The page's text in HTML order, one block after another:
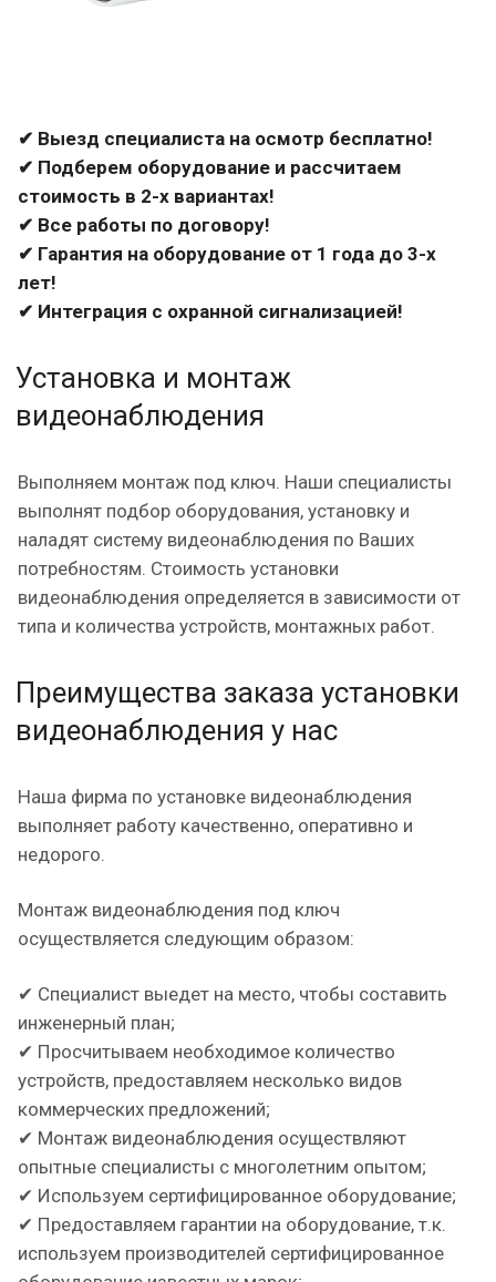
✔ Выезд специалиста на осмотр бесплатно!
✔ Подберем оборудование и рассчитаем
стоимость в 2-х вариантах!
✔ Все работы по договору!
✔ Гарантия на оборудование от 1 года до 3-х
лет!
✔ Интеграция с охранной сигнализацией!
Установка и монтаж
видеонаблюдения
Выполняем монтаж под ключ. Наши специалисты
выполнят подбор оборудования, установку и
наладят систему видеонаблюдения по Ваших
потребностям. Стоимость установки
видеонаблюдения определяется в зависимости от
типа и количества устройств, монтажных работ.
Преимущества заказа установки
видеонаблюдения у нас
Наша фирма по установке видеонаблюдения
выполняет работу качественно, оперативно и
недорого.
Монтаж видеонаблюдения под ключ
осуществляется следующим образом:
✔ Специалист выедет на место, чтобы составить
инженерный план;
✔ Просчитываем необходимое количество
устройств, предоставляем несколько видов
коммерческих предложений;
✔ Монтаж видеонаблюдения осуществляют
опытные специалисты с многолетним опытом;
✔ Используем сертифицированное оборудование;
✔ Предоставляем гарантии на оборудование, т.к.
используем производителей сертифицированное